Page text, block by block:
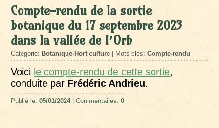
Compte-rendu de la sortie
botanique du 17 septembre 2023
dans la vallée de l’Orb
Catégorie: Botanique-Horticulture | Mots clés:Compte-rendu
Voici le compte-rendu de cette sortie,
conduite par Frédéric Andrieu.
Publié le:05/01/2024| Commentaires:0